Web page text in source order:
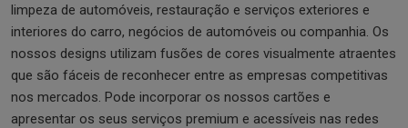
limpeza de automóveis, restauração e serviços exteriores e
interiores do carro, negócios de automóveis ou companhia. Os
nossos designs utilizam fusões de cores visualmente atraentes
que são fáceis de reconhecer entre as empresas competitivas
nos mercados. Pode incorporar os nossos cartões e
apresentar os seus serviços premium e acessíveis nas redes